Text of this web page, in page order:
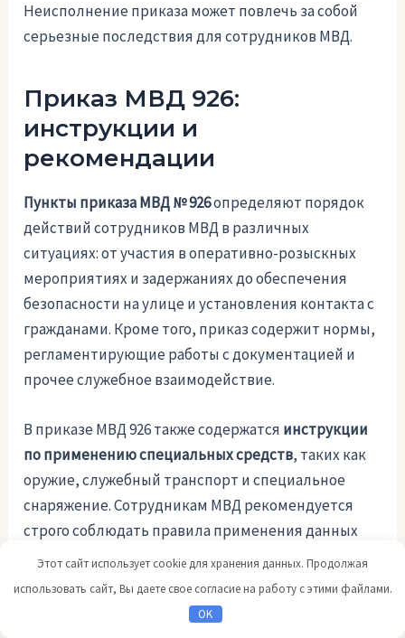
Неисполнение приказа может повлечь за собой
серьезные последствия для сотрудников МВД.
Приказ МВД 926:
инструкции и
рекомендации
Пункты приказа МВД № 926определяют порядок
действий сотрудников МВД в различных
ситуациях: от участия в оперативно-розыскных
мероприятиях и задержаниях до обеспечения
безопасности на улице и установления контакта с
гражданами. Кроме того, приказ содержит нормы,
регламентирующие работы с документацией и
прочее служебное взаимодействие.
В приказе МВД 926 также содержатся инструкции
по применению специальных средств, таких как
оружие, служебный транспорт и специальное
снаряжение. Сотрудникам МВД рекомендуется
строго соблюдать правила применения данных
средств, а также проводить регулярное
обслуживание и проверку их готовности к
Этот сайт использует cookie для хранения данных. Продолжая
использовать сайт, Вы даете свое согласие на работу с этими файлами.
OK